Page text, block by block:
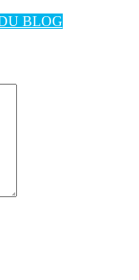
BLOG